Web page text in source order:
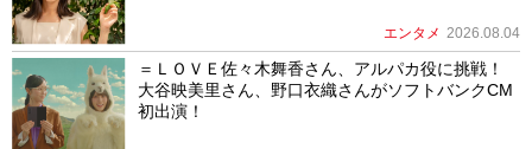
エンタメ 2026.08.04
＝ＬＯＶＥ佐々木舞香さん、アルパカ役に挑戦！
大谷映美里さん、野口衣織さんがソフトバンクCM
初出演！